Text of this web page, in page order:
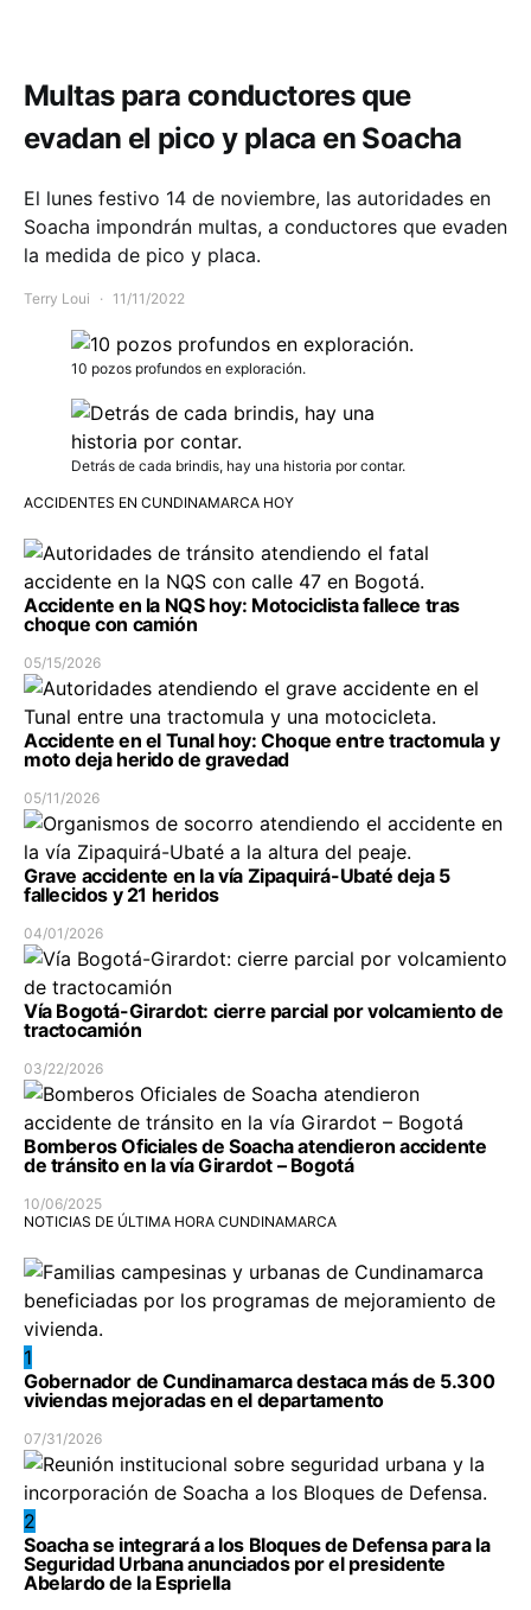
Multas para conductores que
evadan el pico y placa en Soacha
El lunes festivo 14 de noviembre, las autoridades en
Soacha impondrán multas, a conductores que evaden
la medida de pico y placa.
Terry Loui 11/11/2022
10 pozos profundos en exploración.
Detrás de cada brindis, hay una historia por contar.
ACCIDENTES EN CUNDINAMARCA HOY
Accidente en la NQS hoy: Motociclista fallece tras
choque con camión
05/15/2026
Accidente en el Tunal hoy: Choque entre tractomula y
moto deja herido de gravedad
05/11/2026
Grave accidente en la vía Zipaquirá-Ubaté deja 5
fallecidos y 21 heridos
04/01/2026
Vía Bogotá-Girardot: cierre parcial por volcamiento de
tractocamión
03/22/2026
Bomberos Oficiales de Soacha atendieron accidente
de tránsito en la vía Girardot – Bogotá
10/06/2025
NOTICIAS DE ÚLTIMA HORA CUNDINAMARCA
1
Gobernador de Cundinamarca destaca más de 5.300
viviendas mejoradas en el departamento
07/31/2026
2
Soacha se integrará a los Bloques de Defensa para la
Seguridad Urbana anunciados por el presidente
Abelardo de la Espriella